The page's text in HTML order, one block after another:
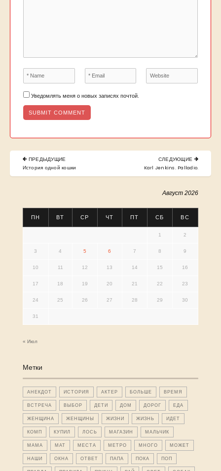
Уведомлять меня о новых записях почтой.
Навигация
записям
ПРЕДЫДУЩИЕ
PREVIOUS
POST:
История одной кошки
СЛЕДУЮЩИЕ
NEXT
Karl Jenkins. Palladio.
Август 2026
ПН ВТ СР ЧТ ПТ СБ ВС
1 2
3 4 5 6 7 8 9
10 11 12 13 14 15 16
17 18 19 20 21 22 23
24 25 26 27 28 29 30
31
« Июл
Метки
АНЕКДОТ ИСТОРИЯ АКТЕР БОЛЬШЕ ВРЕМЯ
ВСТРЕЧА ВЫБОР ДЕТИ ДОМ ДОРОГ ЕДА
ЖЕНЩИНА ЖЕНЩИНЫ ЖИЗНИ ЖИЗНЬ ИДЕТ
КОМП КУПИЛ ЛОСЬ МАГАЗИН МАЛЬЧИК
МАМА МАТ МЕСТА МЕТРО МНОГО МОЖЕТ
НАШИ ОКНА ОТВЕТ ПАПА ПОКА ПОП